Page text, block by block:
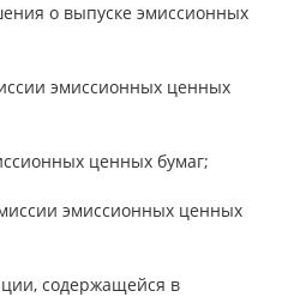
о выпуске эмиссионных
эмиссионных ценных
ценных бумаг;
эмиссионных ценных
содержащейся в